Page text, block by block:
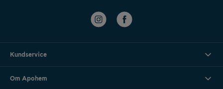
Kundservice
Om Apohem